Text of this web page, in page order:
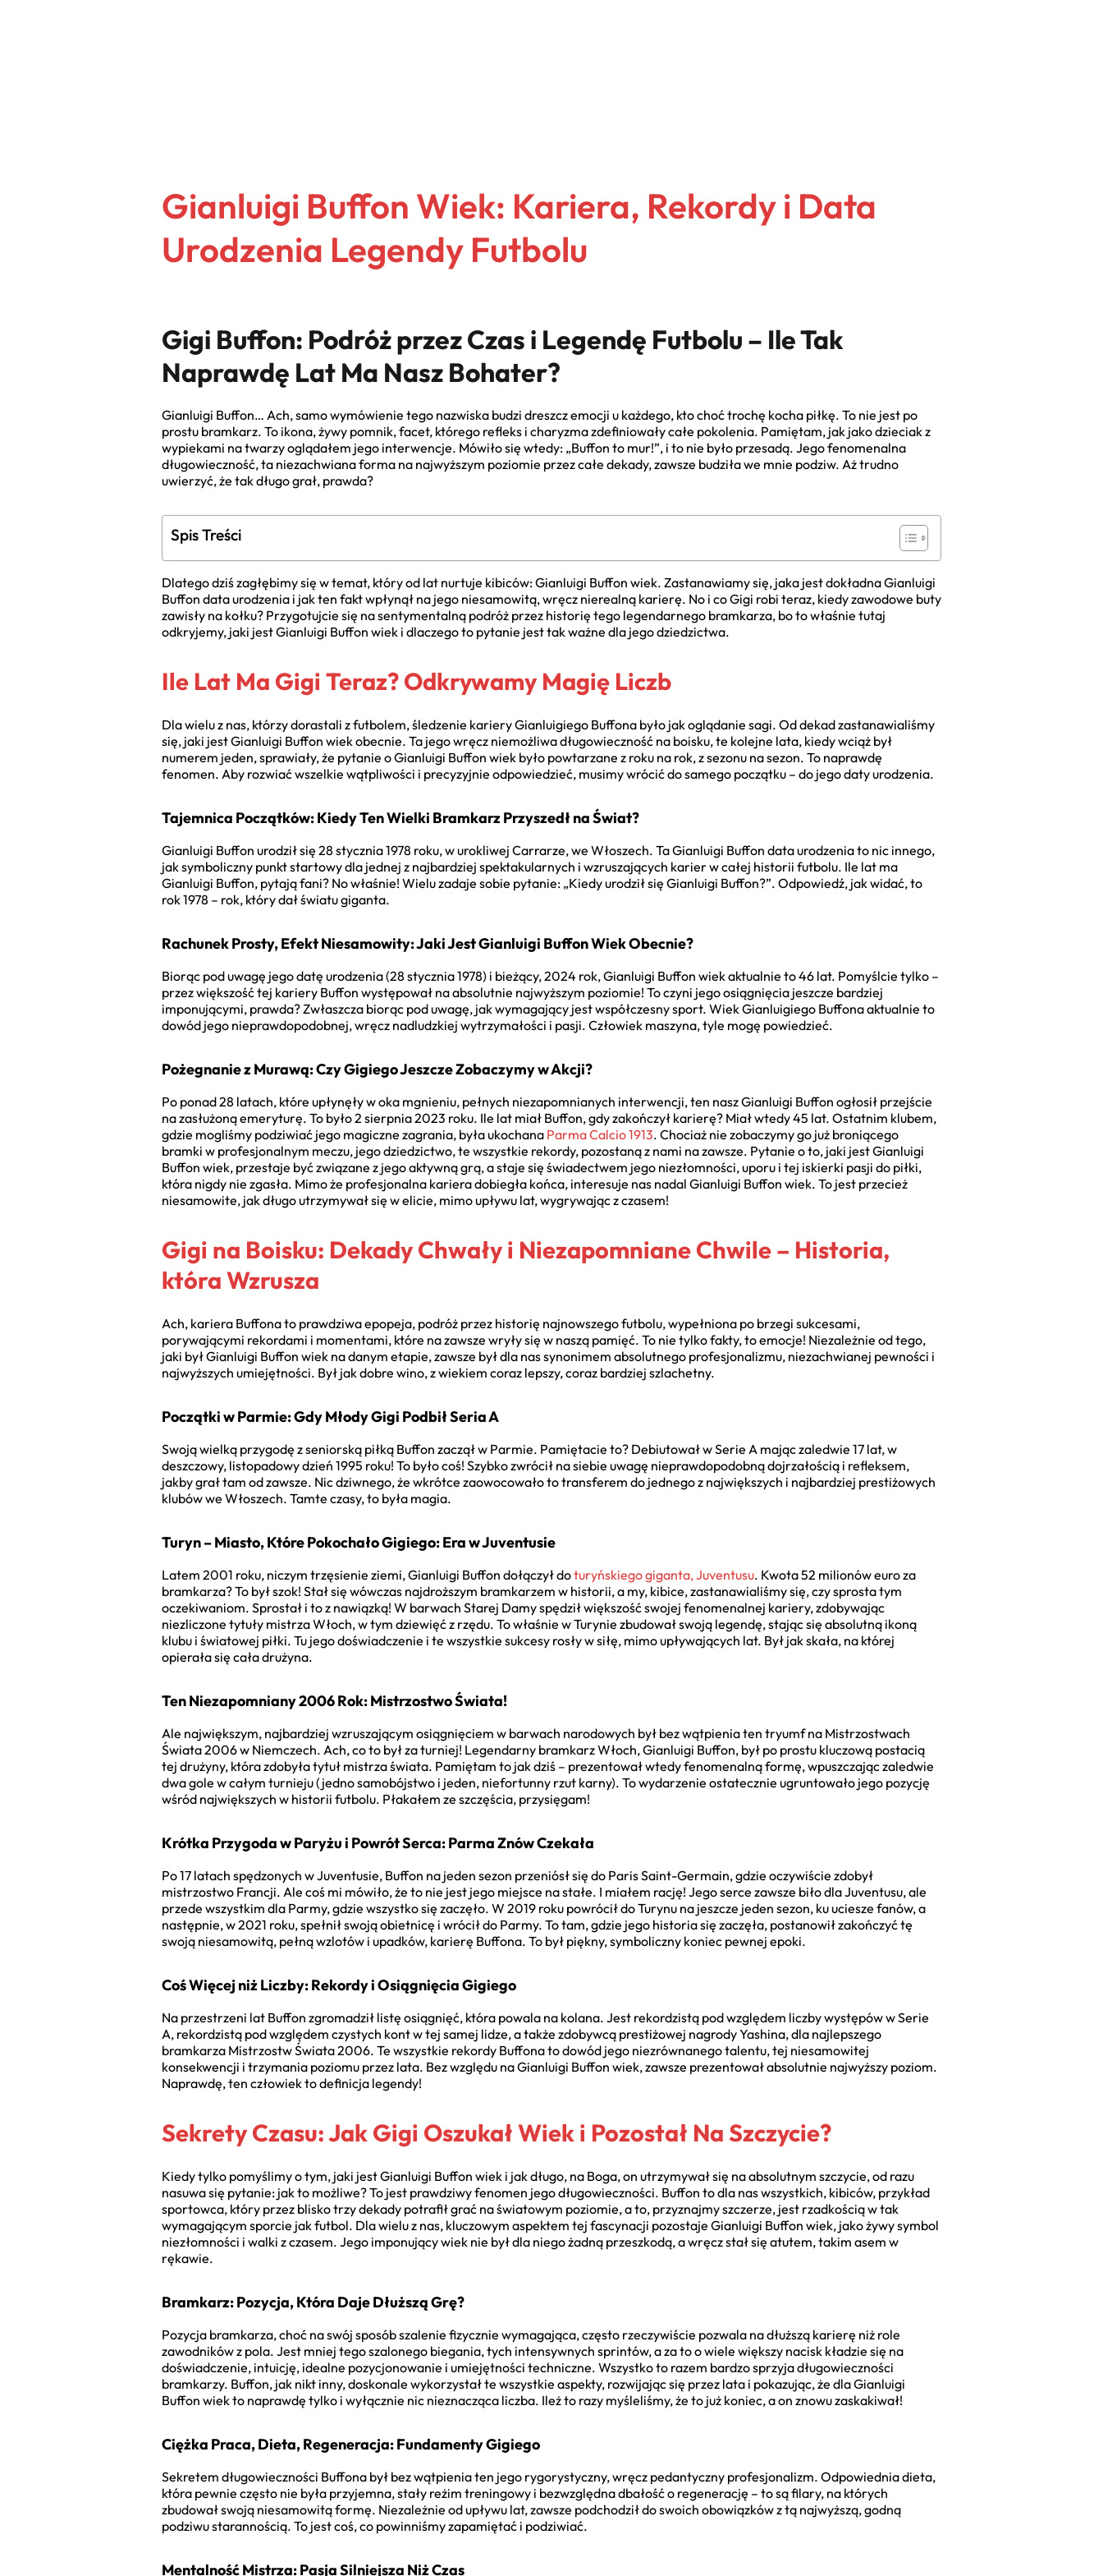
Gianluigi Buffon Wiek: Kariera, Rekordy i Data
Urodzenia Legendy Futbolu
Gigi Buffon: Podróż przez Czas i Legendę Futbolu – Ile Tak
Naprawdę Lat Ma Nasz Bohater?
Gianluigi Buffon… Ach, samo wymówienie tego nazwiska budzi dreszcz emocji u każdego, kto choć trochę kocha piłkę. To nie jest po
prostu bramkarz. To ikona, żywy pomnik, facet, którego refleks i charyzma zdefiniowały całe pokolenia. Pamiętam, jak jako dzieciak z
wypiekami na twarzy oglądałem jego interwencje. Mówiło się wtedy: „Buffon to mur!”, i to nie było przesadą. Jego fenomenalna
długowieczność, ta niezachwiana forma na najwyższym poziomie przez całe dekady, zawsze budziła we mnie podziw. Aż trudno
uwierzyć, że tak długo grał, prawda?
Spis Treści
Dlatego dziś zagłębimy się w temat, który od lat nurtuje kibiców: Gianluigi Buffon wiek. Zastanawiamy się, jaka jest dokładna Gianluigi
Buffon data urodzenia i jak ten fakt wpłynął na jego niesamowitą, wręcz nierealną karierę. No i co Gigi robi teraz, kiedy zawodowe buty
zawisły na kołku? Przygotujcie się na sentymentalną podróż przez historię tego legendarnego bramkarza, bo to właśnie tutaj
odkryjemy, jaki jest Gianluigi Buffon wiek i dlaczego to pytanie jest tak ważne dla jego dziedzictwa.
Ile Lat Ma Gigi Teraz? Odkrywamy Magię Liczb
Dla wielu z nas, którzy dorastali z futbolem, śledzenie kariery Gianluigiego Buffona było jak oglądanie sagi. Od dekad zastanawialiśmy
się, jaki jest Gianluigi Buffon wiek obecnie. Ta jego wręcz niemożliwa długowieczność na boisku, te kolejne lata, kiedy wciąż był
numerem jeden, sprawiały, że pytanie o Gianluigi Buffon wiek było powtarzane z roku na rok, z sezonu na sezon. To naprawdę
fenomen. Aby rozwiać wszelkie wątpliwości i precyzyjnie odpowiedzieć, musimy wrócić do samego początku – do jego daty urodzenia.
Tajemnica Początków: Kiedy Ten Wielki Bramkarz Przyszedł na Świat?
Gianluigi Buffon urodził się 28 stycznia 1978 roku, w urokliwej Carrarze, we Włoszech. Ta Gianluigi Buffon data urodzenia to nic innego,
jak symboliczny punkt startowy dla jednej z najbardziej spektakularnych i wzruszających karier w całej historii futbolu. Ile lat ma
Gianluigi Buffon, pytają fani? No właśnie! Wielu zadaje sobie pytanie: „Kiedy urodził się Gianluigi Buffon?”. Odpowiedź, jak widać, to
rok 1978 – rok, który dał światu giganta.
Rachunek Prosty, Efekt Niesamowity: Jaki Jest Gianluigi Buffon Wiek Obecnie?
Biorąc pod uwagę jego datę urodzenia (28 stycznia 1978) i bieżący, 2024 rok, Gianluigi Buffon wiek aktualnie to 46 lat. Pomyślcie tylko –
przez większość tej kariery Buffon występował na absolutnie najwyższym poziomie! To czyni jego osiągnięcia jeszcze bardziej
imponującymi, prawda? Zwłaszcza biorąc pod uwagę, jak wymagający jest współczesny sport. Wiek Gianluigiego Buffona aktualnie to
dowód jego nieprawdopodobnej, wręcz nadludzkiej wytrzymałości i pasji. Człowiek maszyna, tyle mogę powiedzieć.
Pożegnanie z Murawą: Czy Gigiego Jeszcze Zobaczymy w Akcji?
Po ponad 28 latach, które upłynęły w oka mgnieniu, pełnych niezapomnianych interwencji, ten nasz Gianluigi Buffon ogłosił przejście
na zasłużoną emeryturę. To było 2 sierpnia 2023 roku. Ile lat miał Buffon, gdy zakończył karierę? Miał wtedy 45 lat. Ostatnim klubem,
gdzie mogliśmy podziwiać jego magiczne zagrania, była ukochana Parma Calcio 1913. Chociaż nie zobaczymy go już broniącego
bramki w profesjonalnym meczu, jego dziedzictwo, te wszystkie rekordy, pozostaną z nami na zawsze. Pytanie o to, jaki jest Gianluigi
Buffon wiek, przestaje być związane z jego aktywną grą, a staje się świadectwem jego niezłomności, uporu i tej iskierki pasji do piłki,
która nigdy nie zgasła. Mimo że profesjonalna kariera dobiegła końca, interesuje nas nadal Gianluigi Buffon wiek. To jest przecież
niesamowite, jak długo utrzymywał się w elicie, mimo upływu lat, wygrywając z czasem!
Gigi na Boisku: Dekady Chwały i Niezapomniane Chwile – Historia,
która Wzrusza
Ach, kariera Buffona to prawdziwa epopeja, podróż przez historię najnowszego futbolu, wypełniona po brzegi sukcesami,
porywającymi rekordami i momentami, które na zawsze wryły się w naszą pamięć. To nie tylko fakty, to emocje! Niezależnie od tego,
jaki był Gianluigi Buffon wiek na danym etapie, zawsze był dla nas synonimem absolutnego profesjonalizmu, niezachwianej pewności i
najwyższych umiejętności. Był jak dobre wino, z wiekiem coraz lepszy, coraz bardziej szlachetny.
Początki w Parmie: Gdy Młody Gigi Podbił Seria A
Swoją wielką przygodę z seniorską piłką Buffon zaczął w Parmie. Pamiętacie to? Debiutował w Serie A mając zaledwie 17 lat, w
deszczowy, listopadowy dzień 1995 roku! To było coś! Szybko zwrócił na siebie uwagę nieprawdopodobną dojrzałością i refleksem,
jakby grał tam od zawsze. Nic dziwnego, że wkrótce zaowocowało to transferem do jednego z największych i najbardziej prestiżowych
klubów we Włoszech. Tamte czasy, to była magia.
Turyn – Miasto, Które Pokochało Gigiego: Era w Juventusie
Latem 2001 roku, niczym trzęsienie ziemi, Gianluigi Buffon dołączył doturyńskiego giganta, Juventusu. Kwota 52 milionów euro za
bramkarza? To był szok! Stał się wówczas najdroższym bramkarzem w historii, a my, kibice, zastanawialiśmy się, czy sprosta tym
oczekiwaniom. Sprostał i to z nawiązką! W barwach Starej Damy spędził większość swojej fenomenalnej kariery, zdobywając
niezliczone tytuły mistrza Włoch, w tym dziewięć z rzędu. To właśnie w Turynie zbudował swoją legendę, stając się absolutną ikoną
klubu i światowej piłki. Tu jego doświadczenie i te wszystkie sukcesy rosły w siłę, mimo upływających lat. Był jak skała, na której
opierała się cała drużyna.
Ten Niezapomniany 2006 Rok: Mistrzostwo Świata!
Ale największym, najbardziej wzruszającym osiągnięciem w barwach narodowych był bez wątpienia ten tryumf na Mistrzostwach
Świata 2006 w Niemczech. Ach, co to był za turniej! Legendarny bramkarz Włoch, Gianluigi Buffon, był po prostu kluczową postacią
tej drużyny, która zdobyła tytuł mistrza świata. Pamiętam to jak dziś – prezentował wtedy fenomenalną formę, wpuszczając zaledwie
dwa gole w całym turnieju (jedno samobójstwo i jeden, niefortunny rzut karny). To wydarzenie ostatecznie ugruntowało jego pozycję
wśród największych w historii futbolu. Płakałem ze szczęścia, przysięgam!
Krótka Przygoda w Paryżu i Powrót Serca: Parma Znów Czekała
Po 17 latach spędzonych w Juventusie, Buffon na jeden sezon przeniósł się do Paris Saint-Germain, gdzie oczywiście zdobył
mistrzostwo Francji. Ale coś mi mówiło, że to nie jest jego miejsce na stałe. I miałem rację! Jego serce zawsze biło dla Juventusu, ale
przede wszystkim dla Parmy, gdzie wszystko się zaczęło. W 2019 roku powrócił do Turynu na jeszcze jeden sezon, ku uciesze fanów, a
następnie, w 2021 roku, spełnił swoją obietnicę i wrócił do Parmy. To tam, gdzie jego historia się zaczęła, postanowił zakończyć tę
swoją niesamowitą, pełną wzlotów i upadków, karierę Buffona. To był piękny, symboliczny koniec pewnej epoki.
Coś Więcej niż Liczby: Rekordy i Osiągnięcia Gigiego
Na przestrzeni lat Buffon zgromadził listę osiągnięć, która powala na kolana. Jest rekordzistą pod względem liczby występów w Serie
A, rekordzistą pod względem czystych kont w tej samej lidze, a także zdobywcą prestiżowej nagrody Yashina, dla najlepszego
bramkarza Mistrzostw Świata 2006. Te wszystkie rekordy Buffona to dowód jego niezrównanego talentu, tej niesamowitej
konsekwencji i trzymania poziomu przez lata. Bez względu na Gianluigi Buffon wiek, zawsze prezentował absolutnie najwyższy poziom.
Naprawdę, ten człowiek to definicja legendy!
Sekrety Czasu: Jak Gigi Oszukał Wiek i Pozostał Na Szczycie?
Kiedy tylko pomyślimy o tym, jaki jest Gianluigi Buffon wiek i jak długo, na Boga, on utrzymywał się na absolutnym szczycie, od razu
nasuwa się pytanie: jak to możliwe? To jest prawdziwy fenomen jego długowieczności. Buffon to dla nas wszystkich, kibiców, przykład
sportowca, który przez blisko trzy dekady potrafił grać na światowym poziomie, a to, przyznajmy szczerze, jest rzadkością w tak
wymagającym sporcie jak futbol. Dla wielu z nas, kluczowym aspektem tej fascynacji pozostaje Gianluigi Buffon wiek, jako żywy symbol
niezłomności i walki z czasem. Jego imponujący wiek nie był dla niego żadną przeszkodą, a wręcz stał się atutem, takim asem w
rękawie.
Bramkarz: Pozycja, Która Daje Dłuższą Grę?
Pozycja bramkarza, choć na swój sposób szalenie fizycznie wymagająca, często rzeczywiście pozwala na dłuższą karierę niż role
zawodników z pola. Jest mniej tego szalonego biegania, tych intensywnych sprintów, a za to o wiele większy nacisk kładzie się na
doświadczenie, intuicję, idealne pozycjonowanie i umiejętności techniczne. Wszystko to razem bardzo sprzyja długowieczności
bramkarzy. Buffon, jak nikt inny, doskonale wykorzystał te wszystkie aspekty, rozwijając się przez lata i pokazując, że dla Gianluigi
Buffon wiek to naprawdę tylko i wyłącznie nic nieznacząca liczba. Ileż to razy myśleliśmy, że to już koniec, a on znowu zaskakiwał!
Ciężka Praca, Dieta, Regeneracja: Fundamenty Gigiego
Sekretem długowieczności Buffona był bez wątpienia ten jego rygorystyczny, wręcz pedantyczny profesjonalizm. Odpowiednia dieta,
która pewnie często nie była przyjemna, stały reżim treningowy i bezwzględna dbałość o regenerację – to są filary, na których
zbudował swoją niesamowitą formę. Niezależnie od upływu lat, zawsze podchodził do swoich obowiązków z tą najwyższą, godną
podziwu starannością. To jest coś, co powinniśmy zapamiętać i podziwiać.
Mentalność Mistrza: Pasja Silniejsza Niż Czas